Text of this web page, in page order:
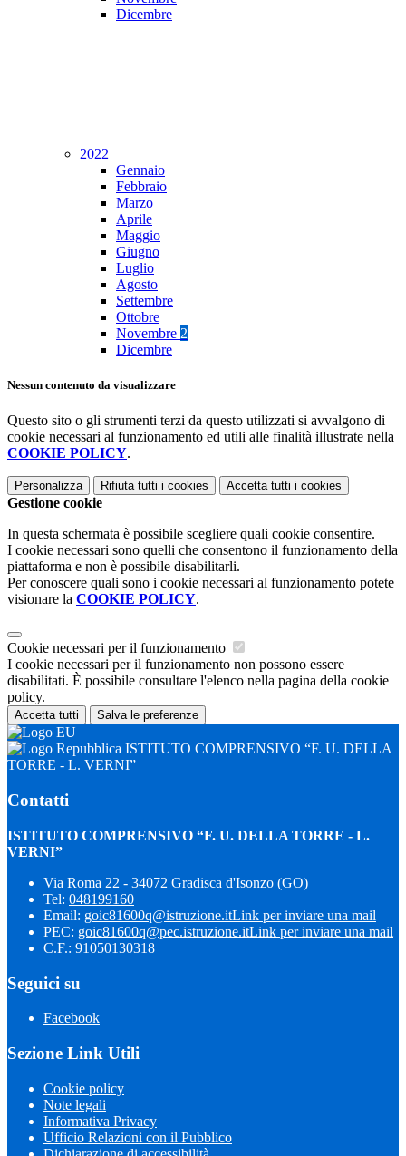
Dicembre
2022
Gennaio
Febbraio
Marzo
Aprile
Maggio
Giugno
Luglio
Agosto
Settembre
Ottobre
Novembre 2
Dicembre
Nessun contenuto da visualizzare
Questo sito o gli strumenti terzi da questo utilizzati si avvalgono di
cookie necessari al funzionamento ed utili alle finalità illustrate nella
COOKIE POLICY.
Personalizza Rifiuta tutti i cookies Accetta tutti i cookies
Gestione cookie
In questa schermata è possibile scegliere quali cookie consentire.
I cookie necessari sono quelli che consentono il funzionamento della
piattaforma e non è possibile disabilitarli.
Per conoscere quali sono i cookie necessari al funzionamento potete
visionare la COOKIE POLICY.
Cookie necessari per il funzionamento
I cookie necessari per il funzionamento non possono essere
disabilitati. È possibile consultare l'elenco nella pagina della cookie
policy.
Accetta tutti Salva le preferenze
ISTITUTO COMPRENSIVO “F. U. DELLA
TORRE - L. VERNI”
Contatti
ISTITUTO COMPRENSIVO “F. U. DELLA TORRE - L.
VERNI”
Via Roma 22 - 34072 Gradisca d'Isonzo (GO)
Tel: 048199160
Email: goic81600q@istruzione.itLink per inviare una mail
PEC: goic81600q@pec.istruzione.itLink per inviare una mail
C.F.: 91050130318
Seguici su
Facebook
Sezione Link Utili
Cookie policy
Note legali
Informativa Privacy
Ufficio Relazioni con il Pubblico